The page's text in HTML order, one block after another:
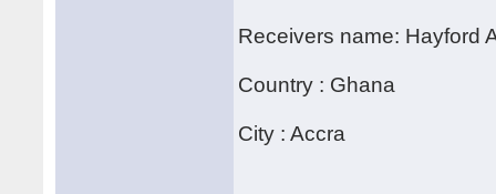
Receivers name: Hayford
Country : Ghana
City : Accra